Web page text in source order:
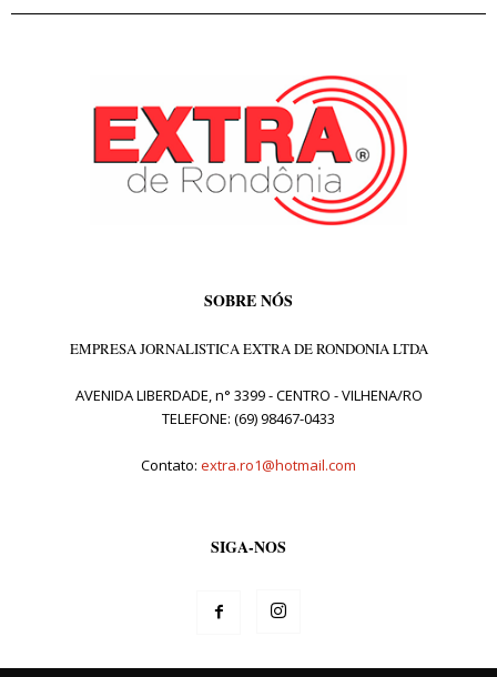
SOBRE NÓS
EMPRESA JORNALISTICA EXTRA DE RONDONIA LTDA
AVENIDA LIBERDADE, n° 3399 - CENTRO - VILHENA/RO
TELEFONE: (69) 98467-0433
Contato: extra.ro1@hotmail.com
SIGA-NOS